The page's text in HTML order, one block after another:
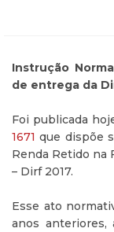
Instrução
de entrega da
Foi publicada
1671 que dispõe
Renda Retido na
– Dirf 2017.
Esse ato
anos anteriores,